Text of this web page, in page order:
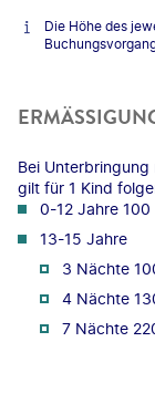
Die Höhe des
ERMÄSSIGUNG
Bei Unterbringung
gilt für 1 Kind
0-12 Jahre 100
13-15 Jahre
3 Nächte
4 Nächte
7 Nächte